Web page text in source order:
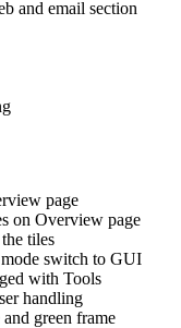
and email section
page
on Overview page
tiles
switch to GUI
with Tools
handling
green frame